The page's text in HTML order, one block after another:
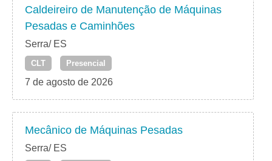
Caldeireiro de Manutenção de Máquinas
Pesadas e Caminhões
Serra/ ES
CLT Presencial
7 de agosto de 2026
Mecânico de Máquinas Pesadas
Serra/ ES